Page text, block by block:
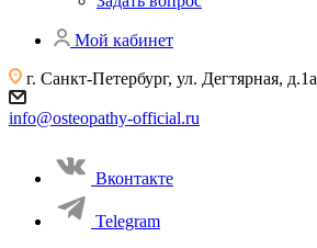
Мой кабинет
г. Санкт-Петербург, ул. Дегтярная, д.1а
info@osteopathy-official.ru
Вконтакте
Telegram